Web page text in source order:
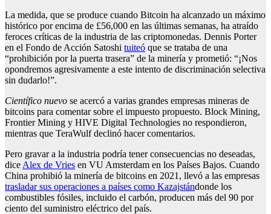
La medida, que se produce cuando Bitcoin ha alcanzado un máximo
histórico por encima de £56,000 en las últimas semanas, ha atraído
feroces críticas de la industria de las criptomonedas. Dennis Porter
en el Fondo de Acción Satoshi tuiteó que se trataba de una
“prohibición por la puerta trasera” de la minería y prometió: “¡Nos
opondremos agresivamente a este intento de discriminación selectiva
sin dudarlo!”.
Científico nuevo se acercó a varias grandes empresas mineras de
bitcoins para comentar sobre el impuesto propuesto. Block Mining,
Frontier Mining y HIVE Digital Technologies no respondieron,
mientras que TeraWulf declinó hacer comentarios.
Pero gravar a la industria podría tener consecuencias no deseadas,
dice Alex de Vries en VU Amsterdam en los Países Bajos. Cuando
China prohibió la minería de bitcoins en 2021, llevó a las empresas
trasladar sus operaciones a países como Kazajstándonde los
combustibles fósiles, incluido el carbón, producen más del 90 por
ciento del suministro eléctrico del país.